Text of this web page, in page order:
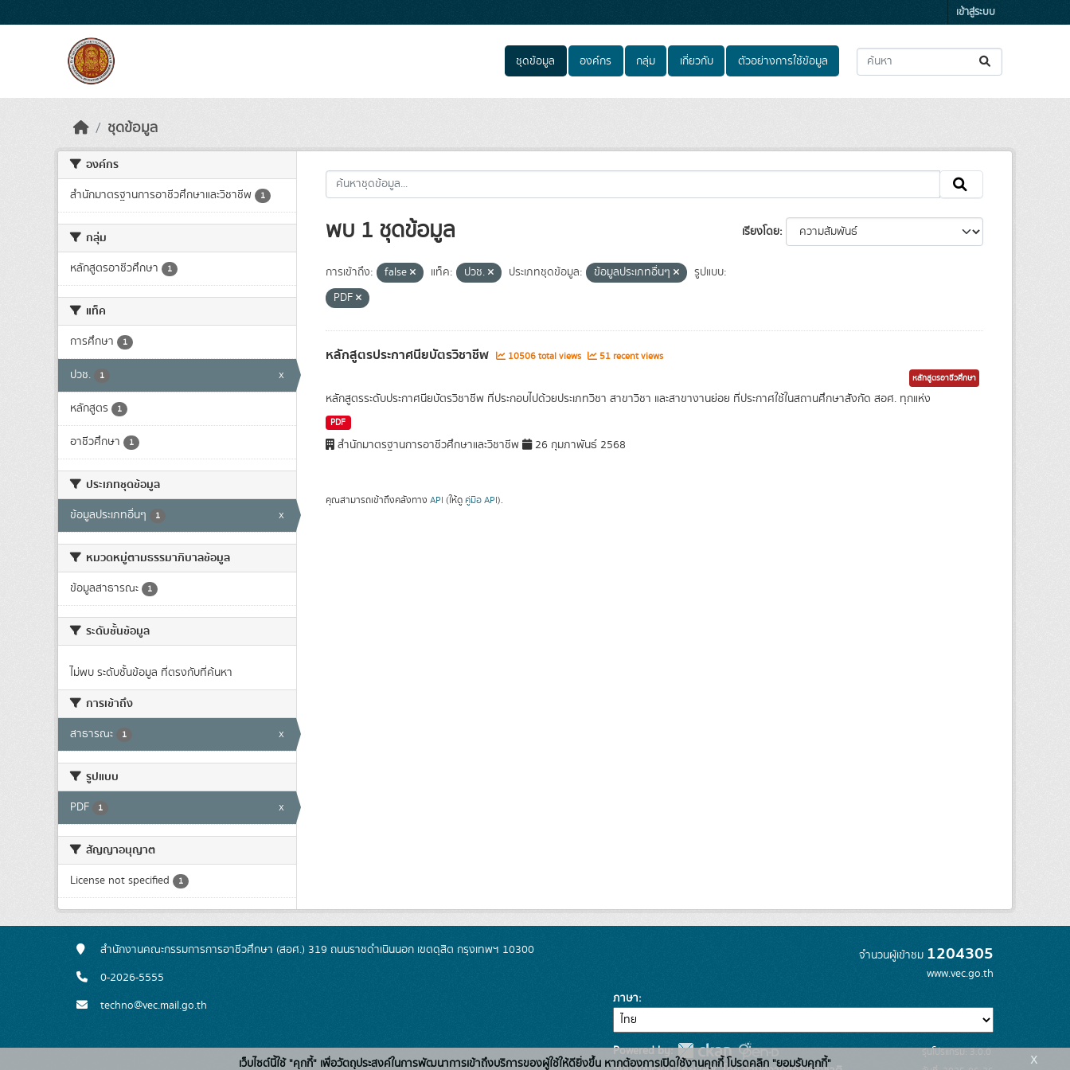
เข้าสู่ระบบ
ชุดข้อมูล องค์กร กลุ่ม เกี่ยวกับ ตัวอย่างการใช้ข้อมูล
ชุดข้อมูล
องค์กร
สำนักมาตรฐานการอาชีวศึกษาและวิชาชีพ 1
กลุ่ม
หลักสูตรอาชีวศึกษา 1
แท็ค
การศึกษา 1
ปวช. 1 x
หลักสูตร 1
อาชีวศึกษา 1
ประเภทชุดข้อมูล
ข้อมูลประเภทอื่นๆ 1 x
หมวดหมู่ตามธรรมาภิบาลข้อมูล
ข้อมูลสาธารณะ 1
ระดับชั้นข้อมูล
ไม่พบ ระดับชั้นข้อมูล ที่ตรงกับที่ค้นหา
การเข้าถึง
สาธารณะ 1 x
รูปแบบ
PDF 1 x
สัญญาอนุญาต
License not specified 1
เรียงโดย
พบ 1 ชุดข้อมูล
การเข้าถึง: false แท็ค: ปวช. ประเภทชุดข้อมูล: ข้อมูลประเภทอื่นๆ
รูปแบบ:
PDF
หลักสูตรประกาศนียบัตรวิชาชีพ 10506 total views 51 recent views
หลักสูตรอาชีวศึกษา
หลักสูตรระดับประกาศนียบัตรวิชาชีพ ที่ประกอบไปด้วยประเภทวิชา สาขาวิชา และสาขางานย่อย ที่ประกาศใช้ในสถานศึกษาสังกัด สอศ. ทุกแห่ง
PDF
สำนักมาตรฐานการอาชีวศึกษาและวิชาชีพ 26 กุมภาพันธ์ 2568
คุณสามารถเข้าถึงคลังทาง API (ให้ดู คู่มือ API).
สำนักงานคณะกรรมการการอาชีวศึกษา (สอศ.) 319 ถนนราชดำเนินนอก เขตดุสิต กรุงเทพฯ 10300
0-2026-5555
techno@vec.mail.go.th
จำนวนผู้เข้าชม 1204305
www.vec.go.th
ภาษา
Powered by:
รุ่นโปรแกรม: 3.0.0
เว็บไซต์นี้ใช้ "คุกกี้" เพื่อวัตถุประสงค์ในการพัฒนาการเข้าถึงบริการของผู้ใช้ให้ดียิ่งขึ้น หากต้องการเปิดใช้งานคุกกี้ โปรดคลิก "ยอมรับคุกกี้" x